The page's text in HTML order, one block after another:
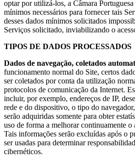
optar por utilizá-los, a Câmara
mínimos necessários para fornecer tais
desses dados mínimos solicitados
Serviços solicitado, inviabilizando o
TIPOS DE DADOS PROCESSADOS
Dados de navegação, coletados
funcionamento normal do Site, certos
ser coletados por conta da utilização
protocolos de comunicação da Internet.
incluir, por exemplo, endereços de IP,
rede e do dispositivo, o tipo do
serão adquiridas somente para obter
uso de forma a melhorar continuamente o
Tais informações serão excluídas após o
ser usadas para determinar
cibernéticos.